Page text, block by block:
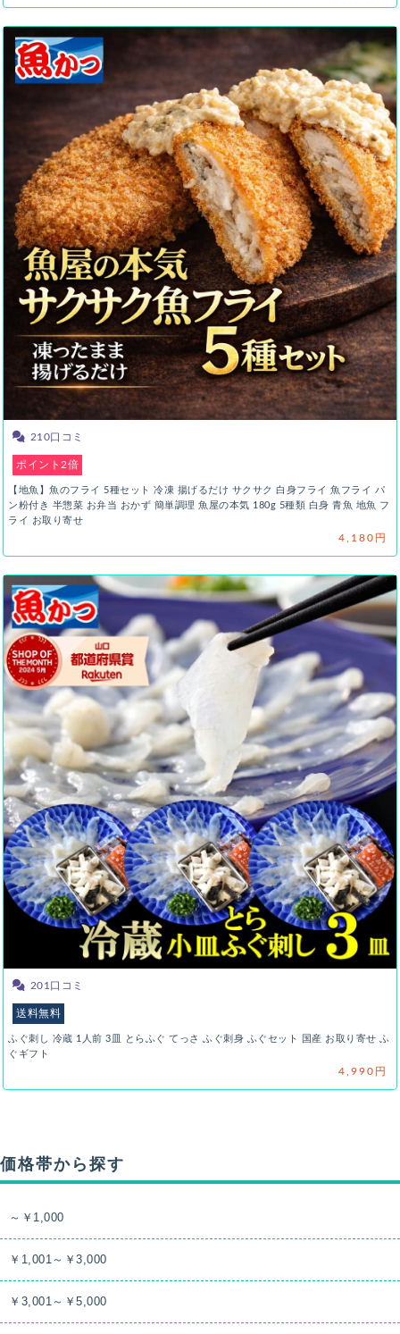
210口コミ
ポイント2倍
【地魚】魚のフライ 5種セット 冷凍 揚げるだけ サクサク 白身フライ 魚フライ パ
ン粉付き 半惣菜 お弁当 おかず 簡単調理 魚屋の本気 180g 5種類 白身 青魚 地魚 フ
ライ お取り寄せ
4,180円
201口コミ
送料無料
ふぐ刺し 冷蔵 1人前 3皿 とらふぐ てっさ ふぐ刺身 ふぐセット 国産 お取り寄せ ふ
ぐギフト
4,990円
価格帯から探す
～￥1,000
￥1,001～￥3,000
￥3,001～￥5,000